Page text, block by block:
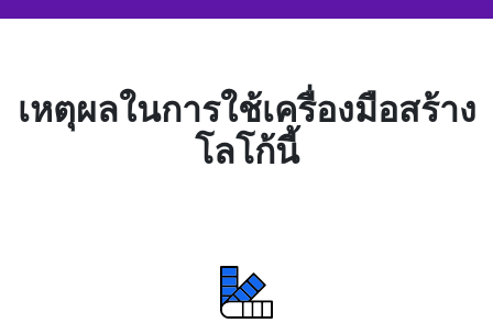
เหตุผลในการใช้เครื่องมือสร้าง
โลโก้นี้